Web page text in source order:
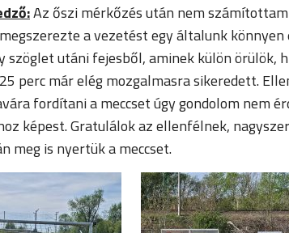
Az őszi mérkőzés után nem
a vezetést egy általunk
utáni fejesből, aminek külön örülök,
perc már elég mozgalmasra sikeredett.
fordítani a meccset úgy gondolom nem
képest. Gratulálok az ellenfélnek,
meg is nyertük a meccset.